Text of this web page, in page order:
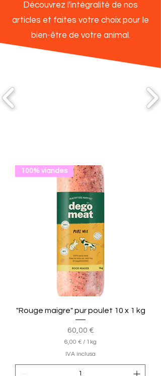
Découvrez l'intégralité de nos
articles et faites votre choix pour le
bien-être de votre animal.
100% viandes
"Rouge maigre" pur poulet 10 x 1 kg
Prezzo
60,00 €
6,00 € / 1kg
,
0
0
IVA inclusa